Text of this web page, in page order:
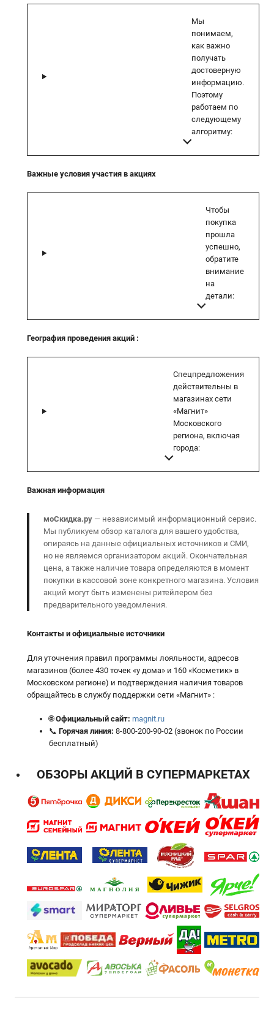
Мы
понимаем,
как важно
получать
достоверную
информацию.
Поэтому
работаем по
следующему
алгоритму:
Важные условия участия в акциях
Чтобы
покупка
прошла
успешно,
обратите
внимание
на
детали:
География проведения акций :
Спецпредложения
действительны в
магазинах сети
«Магнит»
Московского
региона, включая
города:
Важная информация
моСкидка.ру— независимый информационный сервис.
Мы публикуем обзор каталога для вашего удобства,
опираясь на данные официальных источников и СМИ,
но не являемся организатором акций. Окончательная
цена, а также наличие товара определяются в момент
покупки в кассовой зоне конкретного магазина. Условия
акций могут быть изменены ритейлером без
предварительного уведомления.
Контакты и официальные источники
Для уточнения правил программы лояльности, адресов
магазинов (более 430 точек «у дома» и 160 «Косметик» в
Московском регионе) и подтверждения наличия товаров
обращайтесь в службу поддержки сети «Магнит» :
🌐Официальный сайт: magnit.ru
📞 Горячая линия: 8-800-200-90-02 (звонок по России
бесплатный)
ОБЗОРЫ АКЦИЙ В СУПЕРМАРКЕТАХ